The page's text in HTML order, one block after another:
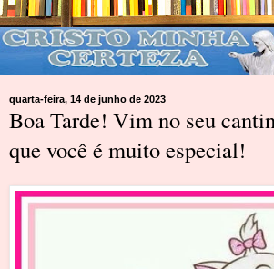
quarta-feira, 14 de junho de 2023
Boa Tarde! Vim no seu
que você é muito especial!